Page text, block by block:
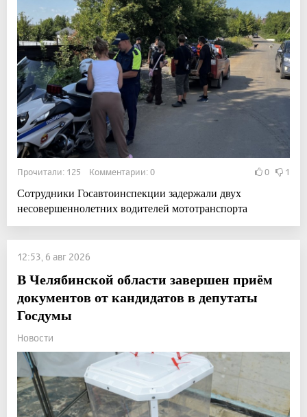
Прочитали: 125 Комментарии: 0 0 1
Сотрудники Госавтоинспекции задержали двух
несовершеннолетних водителей мототранспорта
12:53, 6 авг 2026
В Челябинской области завершен приём
документов от кандидатов в депутаты
Госдумы
Новости